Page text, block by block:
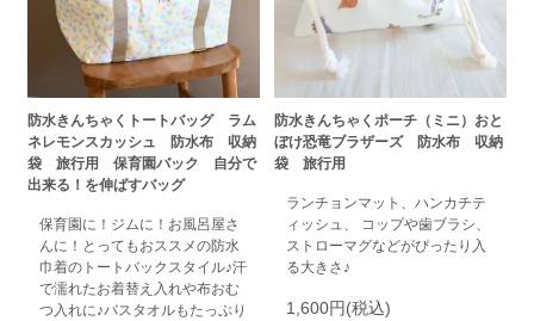
防水きんちゃくトートバッグ ラム
ネレモンスカッシュ 防水布 収納
袋 旅行用 保育園バック 自分で
出来る！を伸ばすバッグ
保育園に！ジムに！お風呂屋さ
んに！とってもおススメの防水
巾着のトートバックスタイル♪汗
で濡れたお着替え入れや布おむ
つ入れに♪バスタオルもたっぷり
防水きんちゃくポーチ（ミニ）おと
ぼけ恐竜ブラザーズ 防水布 収納
袋 旅行用
ランチョンマット、ハンカチテ
ィッシュ、 コップや歯ブラシ、
ストローマグなどがぴったり入
る大きさ♪
1,600円(税込)